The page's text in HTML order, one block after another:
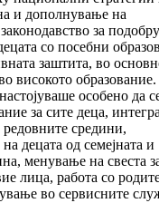
и дополнување на
за
со посебни
заштита, во
високото образование.
особено да
за сите деца,
редовните средини,
децата од семејната и
менување на свеста
лица, работа со
во сервисните